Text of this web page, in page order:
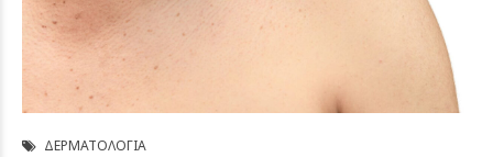
ΔΕΡΜΑΤΟΛΟΓΊΑ